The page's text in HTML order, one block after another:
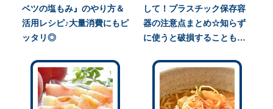
ベツの塩もみ』のやり方＆
活用レシピ♪大量消費にもピ
ッタリ◎
して！プラスチック保存容
器の注意点まとめ☆知らず
に使うと破損することも…